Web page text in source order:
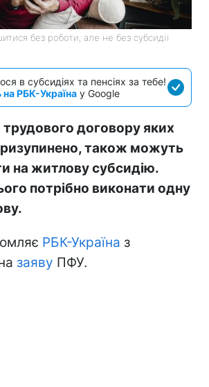
без роботи, але не без субсидії
в субсидіях та пенсіях за тебе!
РБК-Україна у Google
трудового договору яких
також можуть
на житлову субсидію.
потрібно виконати одну
РБК-Україна з
заяву ПФУ.